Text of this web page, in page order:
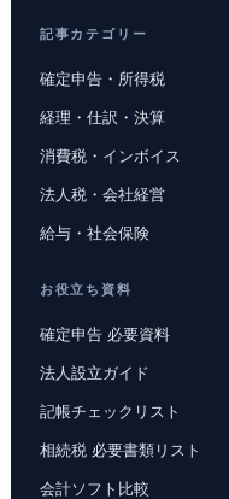
記事カテゴリー
確定申告・所得税
経理・仕訳・決算
消費税・インボイス
法人税・会社経営
給与・社会保険
お役立ち資料
確定申告 必要資料
法人設立ガイド
記帳チェックリスト
相続税 必要書類リスト
会計ソフト比較